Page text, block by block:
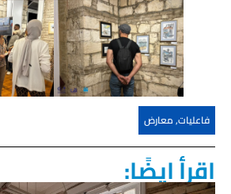
فاعليات,معارض
اقرأ ايضًا: